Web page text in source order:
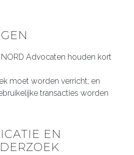
Advocaten houden kort
moet worden verricht; en
transacties worden
EN